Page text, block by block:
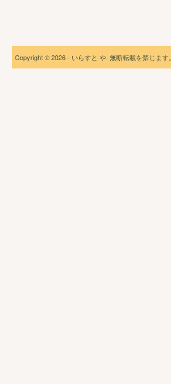
Copyright © 2026 - いらすと や. 無断転載を禁じます。